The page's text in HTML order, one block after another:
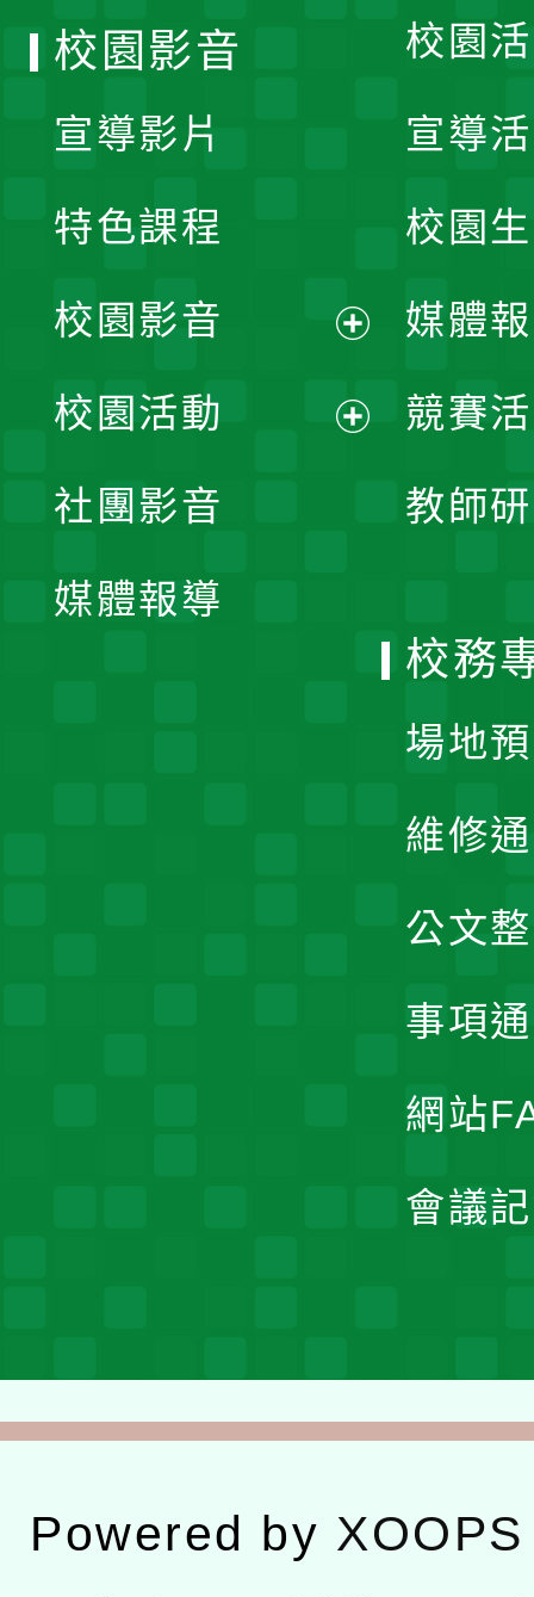
校園
宣導
校園
媒體
競賽
教師
校園影音
宣導影片
特色課程
校園影音
開
校園活動
社團影音
媒體報導
校務
場地
維修
公文
事項
網站
會議
Powered by XOOPS